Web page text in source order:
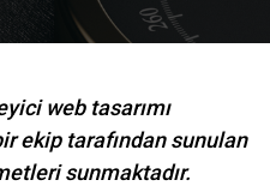
web tasarımı
ekip tarafından sunulan
sunmaktadır.